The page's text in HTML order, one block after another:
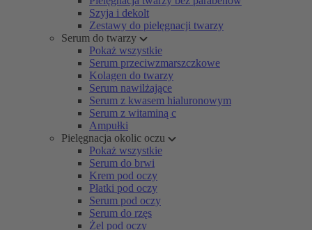
Szyja i dekolt
Zestawy do pielęgnacji twarzy
Serum do twarzy
Pokaż wszystkie
Serum przeciwzmarszczkowe
Kolagen do twarzy
Serum nawilżające
Serum z kwasem hialuronowym
Serum z witaminą c
Ampułki
Pielęgnacja okolic oczu
Pokaż wszystkie
Serum do brwi
Krem pod oczy
Płatki pod oczy
Serum pod oczy
Serum do rzęs
Żel pod oczy